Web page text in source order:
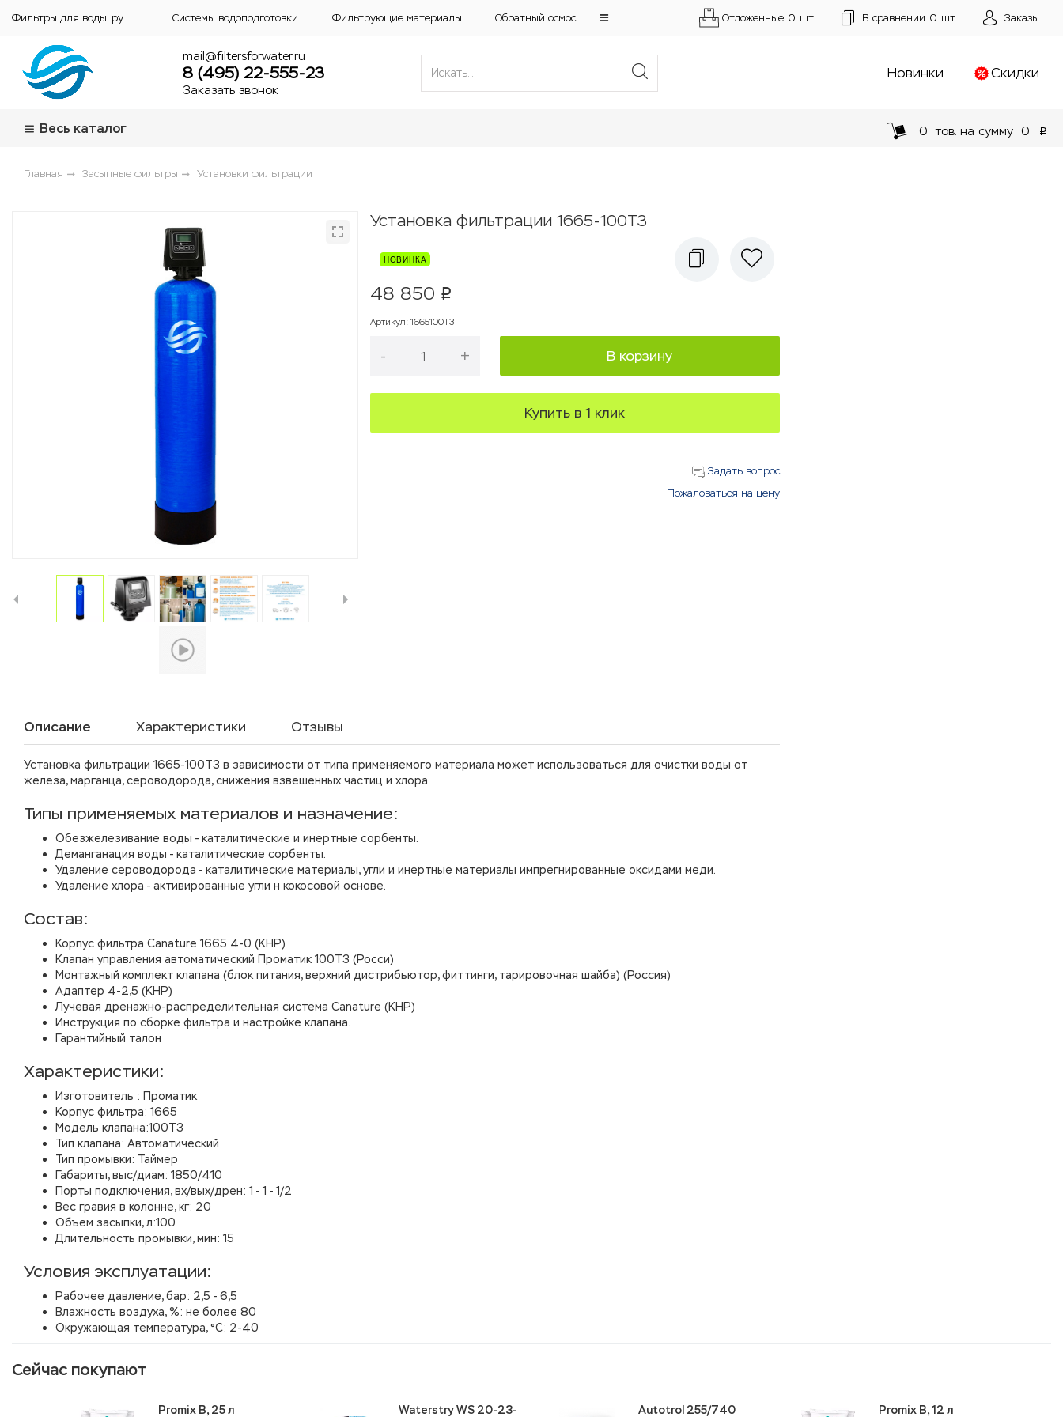
Фильтры для воды. ру Системы водоподготовки Фильтрующие материалы Обратный осмос Отложенные 0 шт. В сравнении 0 шт. Заказы
mail@filtersforwater.ru
8 (495) 22-555-23
Заказать звонок
Новинки Скидки
Весь каталог 0 тов. на сумму 0 p
Главная Засыпные фильтры Установки фильтрации
Установка фильтрации 1665-100Т3
48 850 p
Артикул:1665100Т3
- + В корзину
Купить в 1 клик
Задать вопрос
Пожаловаться на цену
Описание Характеристики Отзывы
Установка фильтрации 1665-100Т3 в зависимости от типа применяемого материала может использоваться для очистки воды от
железа, марганца, сероводорода, снижения взвешенных частиц и хлора
Типы применяемых материалов и назначение:
Обезжелезивание воды - каталитические и инертные сорбенты.
Деманганация воды - каталитические сорбенты.
Удаление сероводорода - каталитические материалы, угли и инертные материалы импрегнированные оксидами меди.
Удаление хлора - активированные угли н кокосовой основе.
Состав:
Корпус фильтра Canature 1665 4-0 (КНР)
Клапан управления автоматический Проматик 100Т3 (Росси)
Монтажный комплект клапана (блок питания, верхний дистрибьютор, фиттинги, тарировочная шайба) (Россия)
Адаптер 4-2,5 (КНР)
Лучевая дренажно-распределительная система Canature (КНР)
Инструкция по сборке фильтра и настройке клапана.
Гарантийный талон
Характеристики:
Изготовитель : Проматик
Корпус фильтра: 1665
Модель клапана:100Т3
Тип клапана: Автоматический
Тип промывки: Таймер
Габариты, выс/диам: 1850/410
Порты подключения, вх/вых/дрен: 1 - 1 - 1/2
Вес гравия в колонне, кг: 20
Объем засыпки, л:100
Длительность промывки, мин: 15
Условия эксплуатации:
Рабочее давление, бар: 2,5 - 6,5
Влажность воздуха, %: не более 80
Окружающая температура, °С: 2-40
Сейчас покупают
Promix B, 25 л
Waterstry WS 20-23-
Autotrol 255/740
Promix B, 12 л